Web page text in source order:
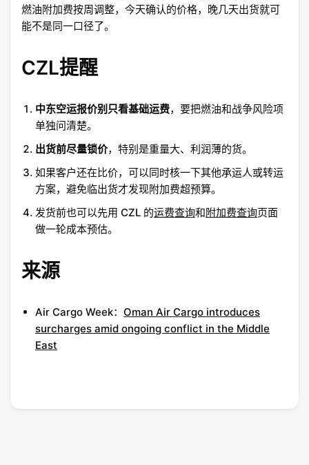
燃油附加费按周调整，今天确认的价格，晚几天出货就可
能不是同一口径了。
CZL提醒
中东空运报价别只看基础运费，要把燃油和战争风险项
单独问清楚。
出货前尽量锁价，特别是重量大、利润薄的货。
如果客户还在比价，可以同时核一下其他承运人或转运
方案，避免临出货才发现附加费超预算。
发货前也可以先用 CZL 的运费查询和附加费查询页面
做一轮成本预估。
来源
Air Cargo Week： Oman Air Cargo introduces
surcharges amid ongoing conflict in the Middle
East